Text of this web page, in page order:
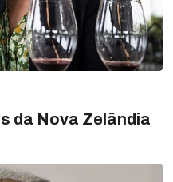
da Nova Zelândia